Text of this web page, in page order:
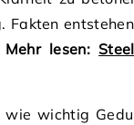
Fakten
Mehr lesen:
wichtig